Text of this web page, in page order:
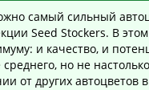
самый сильный
Seed Stockers. В
и качество, и
но не
от других автоцветов